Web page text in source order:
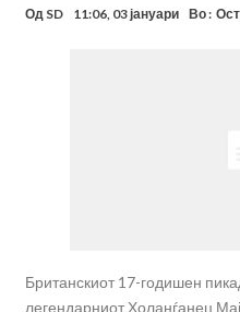
Од SD 11:06, 03 јануари Во :
Британскиот 17-годишен
легендарниот Холанѓанец